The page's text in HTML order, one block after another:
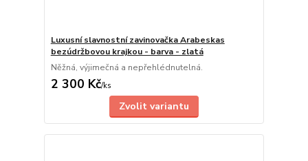
Luxusní slavnostní zavinovačka Arabeskas
bezúdržbovou krajkou - barva - zlatá
Něžná, výjimečná a nepřehlédnutelná.
2 300 Kč/ks
Zvolit variantu